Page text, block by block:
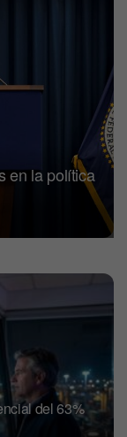
en la política
del 63%